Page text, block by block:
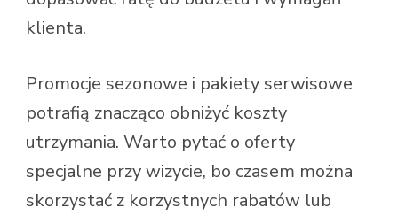
klienta.
Promocje sezonowe i pakiety serwisowe
potrafią znacząco obniżyć koszty
utrzymania. Warto pytać o oferty
specjalne przy wizycie, bo czasem można
skorzystać z korzystnych rabatów lub